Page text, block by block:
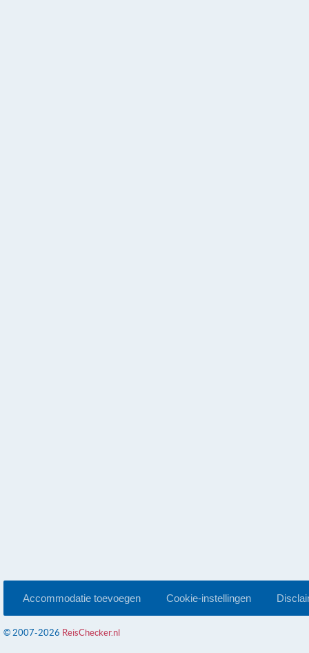
Accommodatie toevoegen Cookie-instellingen
© 2007-2026 ReisChecker.nl